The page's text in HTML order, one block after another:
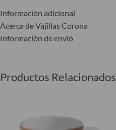
Información adicional
Acerca de Vajillas Corona
Información de envió
Productos Relacionados